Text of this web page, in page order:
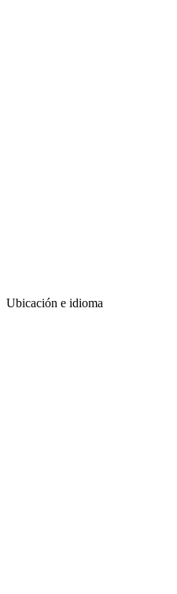
Ubicación e idioma